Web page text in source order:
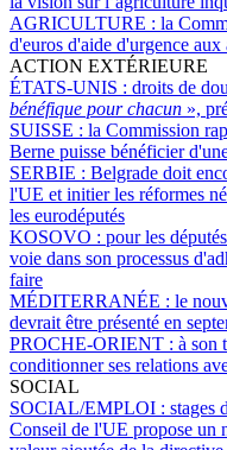
AGRICULTURE : la
d'euros d'aide d'urgence
ACTION EXTÉRIEURE
ÉTATS-UNIS : droits de
bénéfique pour chacun »,
SUISSE : la Commission
Berne puisse bénéficier
SERBIE : Belgrade doit
l'UE et initier les réformes
les eurodéputés
KOSOVO : pour les
voie dans son processus
faire
MÉDITERRANÉE : le
devrait être présenté en
PROCHE-ORIENT : à son
conditionner ses relations
SOCIAL
SOCIAL/EMPLOI : stages
Conseil de l'UE propose un